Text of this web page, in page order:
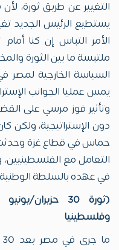
التغيير عن طريق ثورة،
يستطيع الرئيس الجديد
الأمر التباس إن كنا
ملتبسة ما بين الثورة
السياسة الخارجية لمصر
يمس عمليا الجوانب
وتأثير فوز مرسي على
دون الإستراتيجية، ولكن
حماس في قطاع غزة وحدثت
التعامل مع
في عهده بالسلطة الوطنية
(ثورة 30
وفلسطينيا